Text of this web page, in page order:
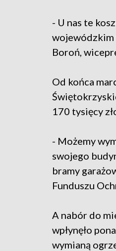
- U nas te
wojewódzkim
Boroń,
Od końca
170 tysięcy
- Możemy
swojego
bramy
Funduszu
A nabór do
wpłynęło
wymianą